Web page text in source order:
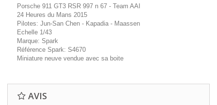
Porsche 911 GT3 RSR 997 n 67 - Team AAI
24 Heures du Mans 2015
Pilotes: Jun-San Chen - Kapadia - Maassen
Echelle 1/43
Marque: Spark
Référence Spark: S4670
Miniature neuve vendue avec sa boite
AVIS